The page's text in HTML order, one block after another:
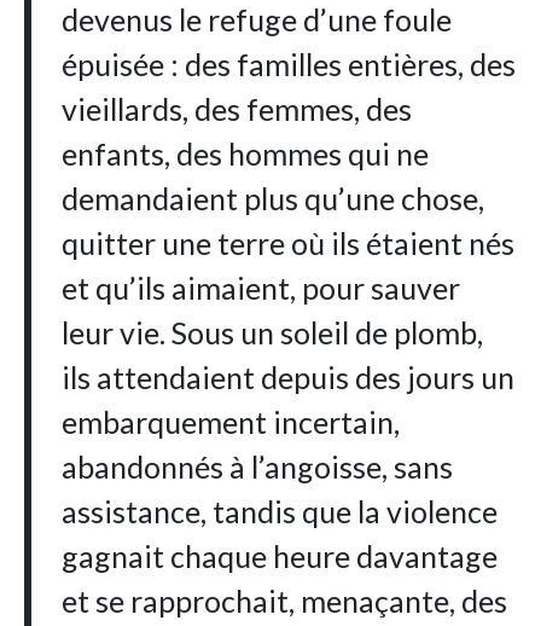
devenus le refuge d’une foule
épuisée : des familles entières, des
vieillards, des femmes, des
enfants, des hommes qui ne
demandaient plus qu’une chose,
quitter une terre où ils étaient nés
et qu’ils aimaient, pour sauver
leur vie. Sous un soleil de plomb,
ils attendaient depuis des jours un
embarquement incertain,
abandonnés à l’angoisse, sans
assistance, tandis que la violence
gagnait chaque heure davantage
et se rapprochait, menaçante, des